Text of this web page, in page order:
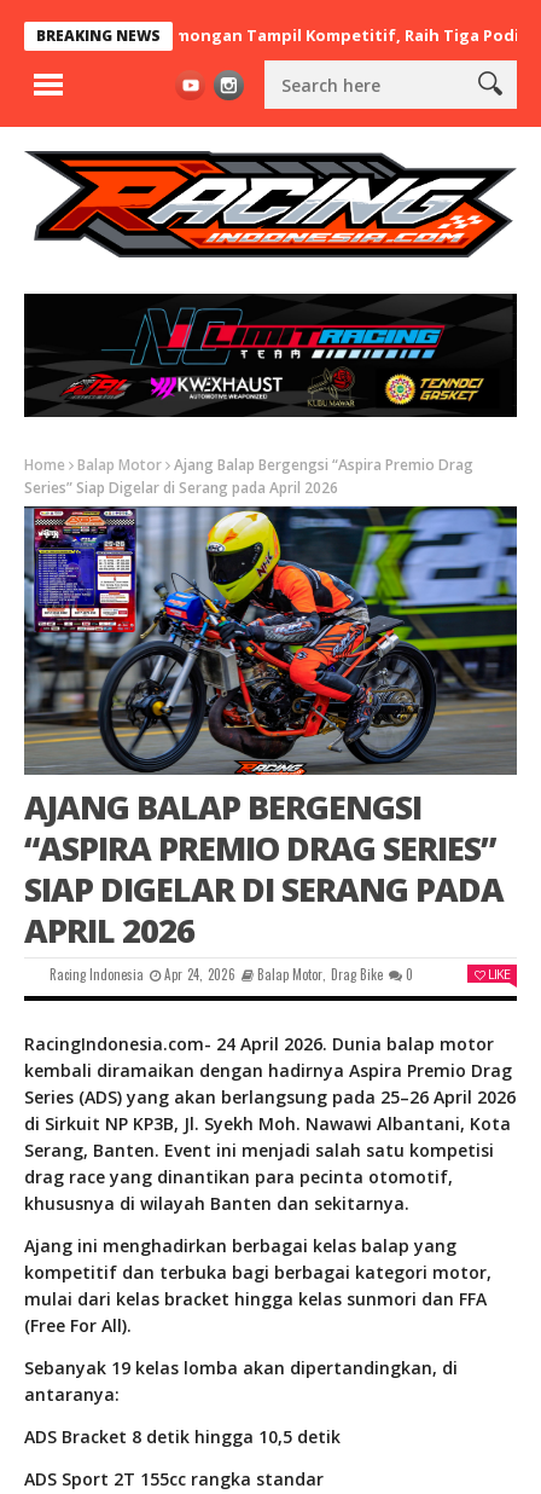
BREAKING NEWS
Asal Lamongan Tampil Kompetitif, Raih Tiga Podium di
Home Balap Motor Ajang Balap Bergengsi “Aspira Premio Drag
Series” Siap Digelar di Serang pada April 2026
AJANG BALAP BERGENGSI
“ASPIRA PREMIO DRAG SERIES”
SIAP DIGELAR DI SERANG PADA
APRIL 2026
Racing Indonesia Apr 24, 2026 Balap Motor, Drag Bike 0 LIKE
RacingIndonesia.com- 24 April 2026. Dunia balap motor
kembali diramaikan dengan hadirnya Aspira Premio Drag
Series (ADS) yang akan berlangsung pada 25–26 April 2026
di Sirkuit NP KP3B, Jl. Syekh Moh. Nawawi Albantani, Kota
Serang, Banten. Event ini menjadi salah satu kompetisi
drag race yang dinantikan para pecinta otomotif,
khususnya di wilayah Banten dan sekitarnya.
Ajang ini menghadirkan berbagai kelas balap yang
kompetitif dan terbuka bagi berbagai kategori motor,
mulai dari kelas bracket hingga kelas sunmori dan FFA
(Free For All).
Sebanyak 19 kelas lomba akan dipertandingkan, di
antaranya:
ADS Bracket 8 detik hingga 10,5 detik
ADS Sport 2T 155cc rangka standar